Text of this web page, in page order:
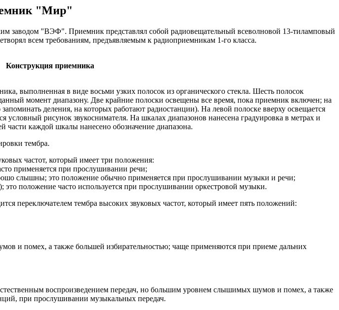
"Мир"
заводом "ВЭФ". Приемник представлял собой радиовещательный всеволновой 13-тиламповый
всем требованиям, предъявляемым к радиоприемникам 1-го класса.
Конструкция приемника
выполненная в виде восьми узких полосок из органического стекла. Шесть полосок
момент диапазону. Две крайние полоски освещены все время, пока приемник включен; на
деления, на которых работают радиостанции). На левой полоске вверху освещается
рисунок звукоснимателя. На шкалах диапазонов нанесена градуировка в метрах и
части каждой шкалы нанесено обозначение диапазона.
тембра.
частот, который имеет три положения:
применяется при прослушивании речи;
слышны; это положение обычно применяется при прослушивании музыки и речи;
положение часто используется при прослушивании оркестровой музыки.
переключателем тембра высоких звуковых частот, который имеет пять положений:
и помех, а также большей избирательностью; чаще применяются при приеме дальних
воспроизведением передач, но большим уровнем слышимых шумов и помех, а также
при прослушивании музыкальных передач.